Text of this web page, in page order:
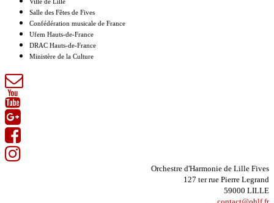
Ville de Lille
Salle des Fêtes de Fives
Confédération musicale de France
Ufem Hauts-de-France
DRAC Hauts-de-France
Ministère de la Culture
Orchestre d'Harmonie de Lille Fives
127 ter rue Pierre Legrand
59000 LILLE